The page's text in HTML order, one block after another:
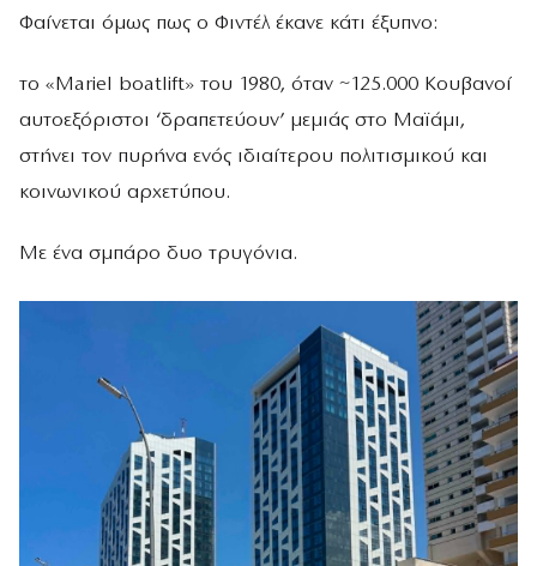
Φαίνεται όμως πως ο Φιντέλ έκανε κάτι έξυπνο:
το «Mariel boatlift» του 1980, όταν ~125.000 Κουβανοί
αυτοεξόριστοι ‘δραπετεύουν’ μεμιάς στο Μαϊάμι,
στήνει τον πυρήνα ενός ιδιαίτερου πολιτισμικού και
κοινωνικού αρχετύπου.
Με ένα σμπάρο δυο τρυγόνια.